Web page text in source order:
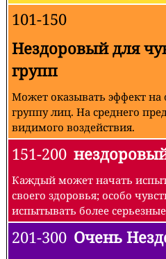
101-150
Нездоровый для
групп
Может оказывать эффект на
группу лиц. На среднего
видимого воздействия.
151-200
Каждый может начать
своего здоровья; особо
испытывать более
201-300 Очень